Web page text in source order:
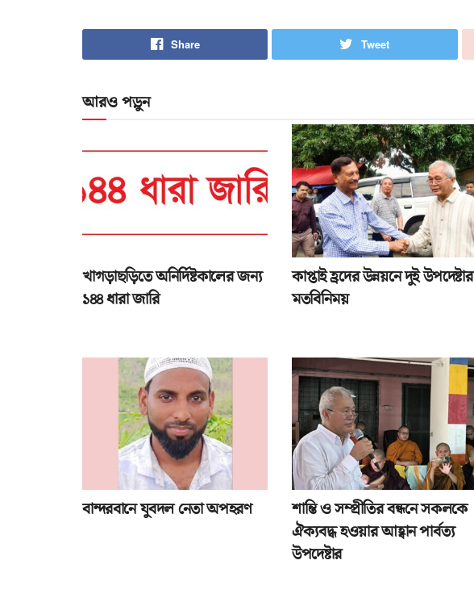
Share Tweet
আরও পড়ুন
খাগড়াছড়িতে অনির্দিষ্টকালের জন্য
১৪৪ ধারা জারি
কাপ্তাই হ্রদের উন্নয়নে দুই উপদেষ্টার
মতবিনিময়
বান্দরবানে যুবদল নেতা অপহরণ
শান্তি ও সম্প্রীতির বন্ধনে সকলকে
ঐক্যবদ্ধ হওয়ার আহ্বান পার্বত্য
উপদেষ্টার